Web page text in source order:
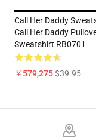
Call Her Daddy
Call Her Daddy
Sweatshirt RB0701
￥579,275$39.95